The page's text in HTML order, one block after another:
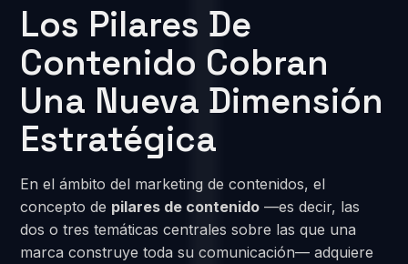
Los Pilares De
Contenido Cobran
Una Nueva Dimensión
Estratégica
En el ámbito del marketing de contenidos, el
concepto de pilares de contenido —es decir, las
dos o tres temáticas centrales sobre las que una
marca construye toda su comunicación— adquiere